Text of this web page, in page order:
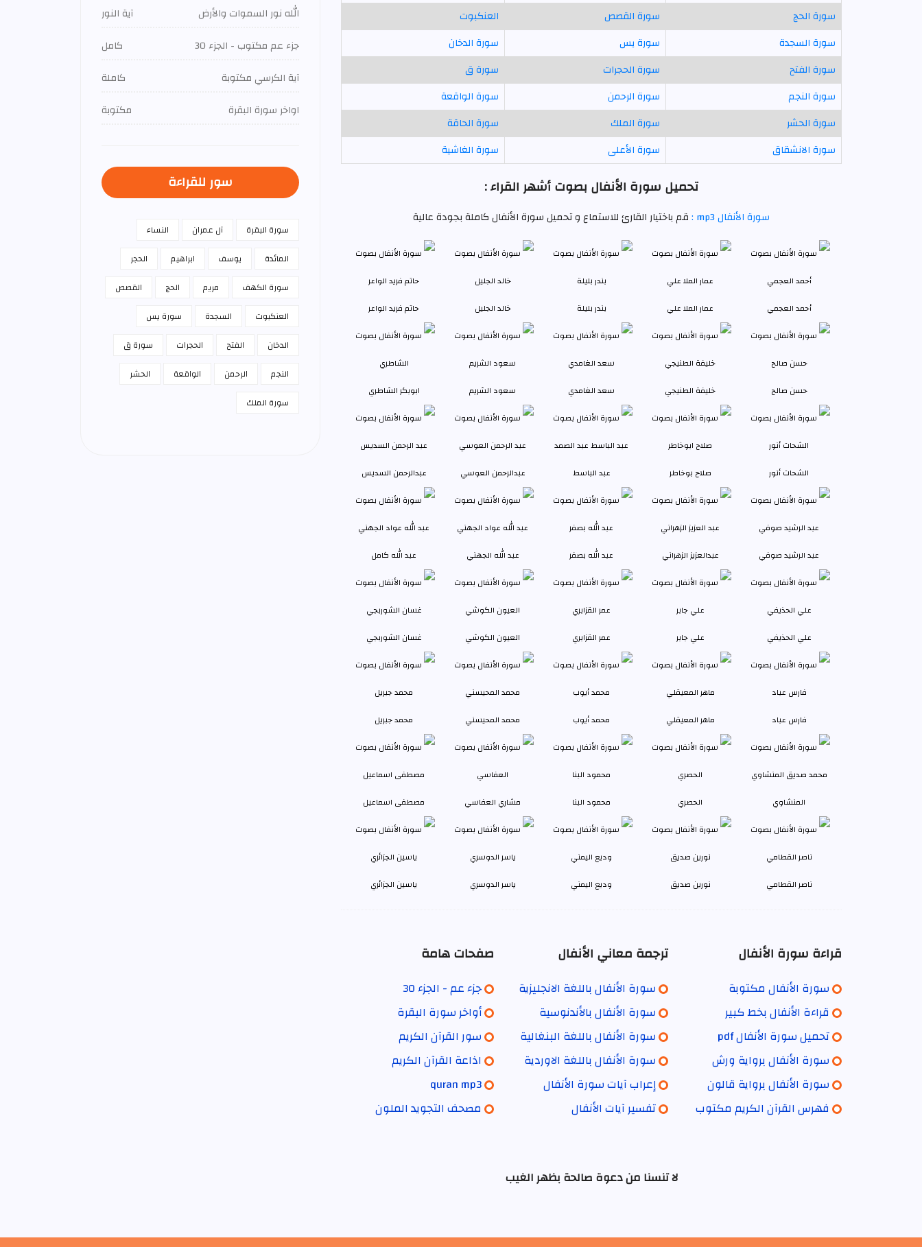
سورة الحج
سورة القصص
العنكبوت
سورة السجدة
سورة يس
سورة الدخان
سورة الفتح
سورة الحجرات
سورة ق
سورة النجم
سورة الرحمن
سورة الواقعة
سورة الحشر
سورة الملك
سورة الحاقة
سورة الانشقاق
سورة الأعلى سورة الغاشية
تحميل سورة الأنفال بصوت أشهر القراء :
سورة الأنفال mp3 : قم باختيار القارئ للاستماع و تحميل سورة الأنفال كاملة بجودة عالية
أحمد العجمي عمار الملا علي بندر بليلة خالد الجليل حاتم فريد الواعر
حسن صالح خليفة الطنيجي سعد الغامدي سعود الشريم ابوبكر الشاطري
الشحات أنور صلاح بوخاطر عبد الباسط عبدالرحمن العوسي عبدالرحمن السديس
عبد الرشيد صوفي عبدالعزيز الزهراني عبد الله بصفر عبد الله الجهني عبد الله كامل
علي الحذيفي علي جابر عمر القزابري العيون الكوشي غسان الشوربجي
فارس عباد ماهر المعيقلي محمد أيوب محمد المحيسني محمد جبريل
المنشاوي الحصري محمود البنا مشاري العفاسي مصطفى اسماعيل
ناصر القطامي نورين صديق وديع اليمني ياسر الدوسري ياسين الجزائري
قراءة سورة الأنفال
سورة الأنفال مكتوبة
قراءة الأنفال بخط كبير
تحميل سورة الأنفال pdf
سورة الأنفال برواية ورش
سورة الأنفال برواية قالون
فهرس القرآن الكريم مكتوب
ترجمة معاني الأنفال
سورة الأنفال باللغة الانجليزية
سورة الأنفال بالأندنوسية
سورة الأنفال باللغة البنغالية
سورة الأنفال باللغة الاوردية
إعراب آيات سورة الأنفال
تفسير آيات الأنفال
صفحات هامة
جزء عم - الجزء 30
أواخر سورة البقرة
سور القرآن الكريم
اذاعة القرآن الكريم
quran mp3
مصحف التجويد الملون
لا تنسنا من دعوة صالحة بظهر الغيب
الله نور السموات والأرض
آية النور
جزء عم مكتوب - الجزء 30
كامل
آية الكرسي مكتوبة
كاملة
اواخر سورة البقرة
مكتوبة
سور للقراءة
سورة البقرة آل عمران
النساء
المائدة
يوسف ابراهيم
الحجر
سورة الكهف
مريم الحج
القصص
العنكبوت
السجدة
سورة يس
الدخان
الفتح الحجرات
سورة ق
النجم
الرحمن الواقعة
الحشر
سورة الملك